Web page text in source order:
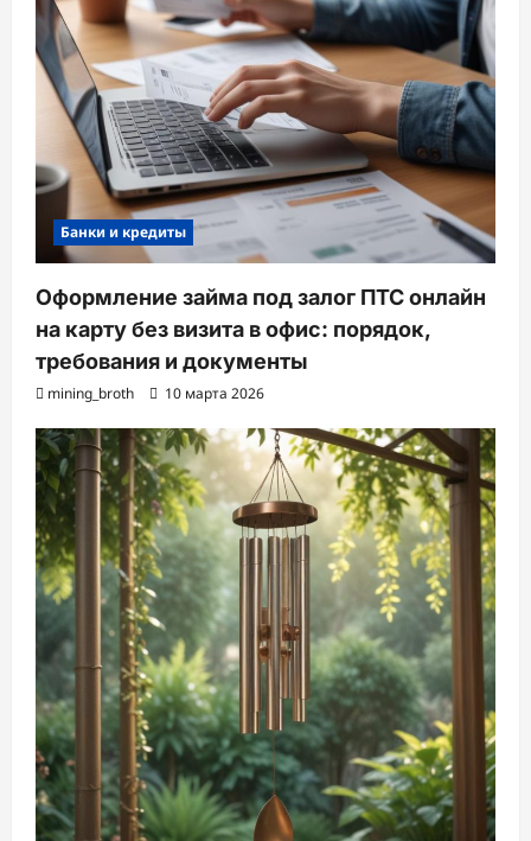
Банки и кредиты
Оформление займа под залог ПТС онлайн
на карту без визита в офис: порядок,
требования и документы
mining_broth 10 марта 2026